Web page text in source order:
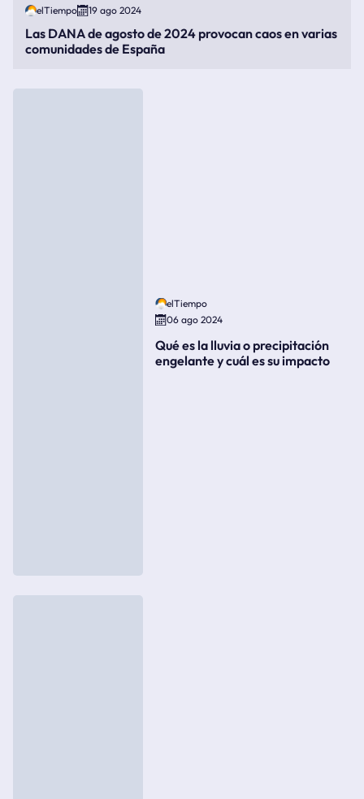
elTiempo 19 ago 2024
Las DANA de agosto de 2024 provocan caos en varias
comunidades de España
elTiempo
06 ago 2024
Qué es la lluvia o precipitación
engelante y cuál es su impacto